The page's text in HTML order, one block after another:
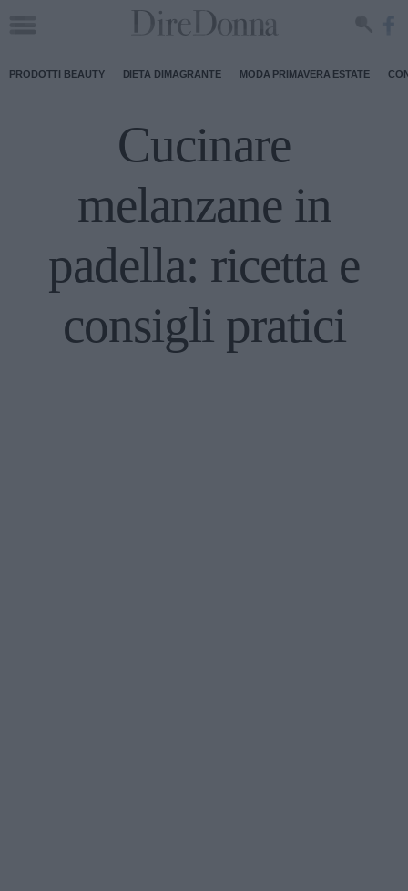
PRODOTTI BEAUTY DIETA DIMAGRANTE MODA PRIMAVERA ESTATE
Cucinare
melanzane in
padella: ricetta e
consigli pratici